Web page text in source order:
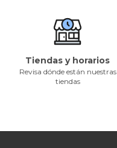
Tiendas y horarios
Revisa dónde están nuestras
tiendas